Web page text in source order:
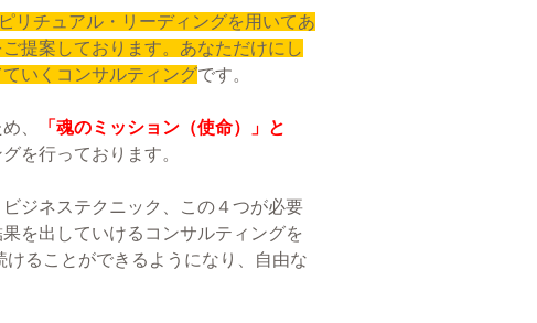
リチュアル・リーディングを用いてあ
提案しております。あなただけにし
いくコンサルティングです。
、
「魂のミッション（使命）」と
を行っております。
ジネステクニック、この４つが必要
を出していけるコンサルティングを
ることができるようになり、自由な